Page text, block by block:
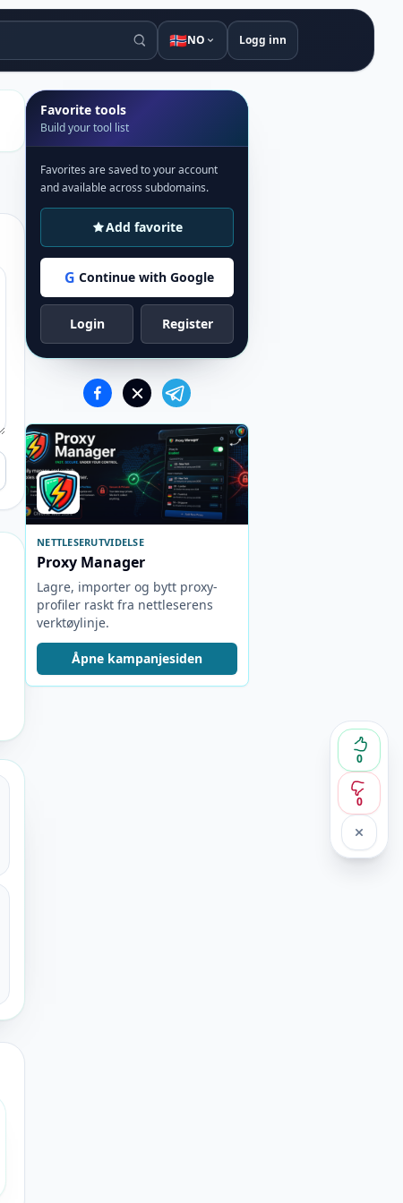
🇳🇴NO Logg inn
0
0
Favorite tools
Build your tool list
Favorites are saved to your account
and available across subdomains.
Add favorite
G Continue with Google
Login Register
NETTLESERUTVIDELSE
Proxy Manager
Lagre, importer og bytt proxy-
profiler raskt fra nettleserens
verktøylinje.
Åpne kampanjesiden